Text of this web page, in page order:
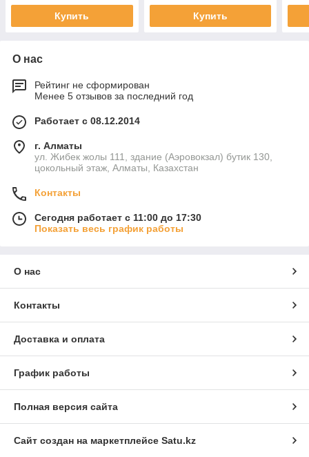
Купить Купить
О нас
Рейтинг не сформирован
Менее 5 отзывов за последний год
Работает с 08.12.2014
г. Алматы
ул. Жибек жолы 111, здание (Аэровокзал) бутик 130,
цокольный этаж, Алматы, Казахстан
Контакты
Сегодня работает с 11:00 до 17:30
Показать весь график работы
О нас
Контакты
Доставка и оплата
График работы
Полная версия сайта
Сайт создан на маркетплейсе Satu.kz